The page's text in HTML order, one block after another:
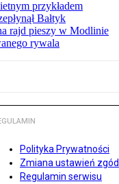
przykładem
Bałtyk
rajd pieszy w Modlinie
rywala
Polityka Prywatności
Zmiana ustawień zgód
Regulamin serwisu